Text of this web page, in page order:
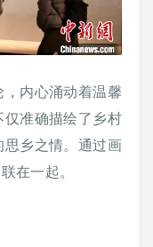
内心涌动着温馨
准确描绘了乡村
乡之情。通过画
在一起。